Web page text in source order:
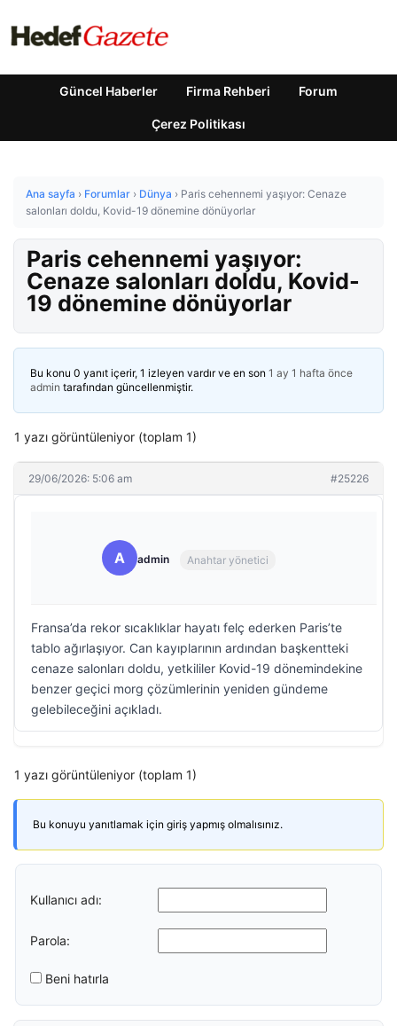
Güncel Haberler Firma Rehberi Forum
Çerez Politikası
Ana sayfa › Forumlar › Dünya › Paris cehennemi yaşıyor: Cenaze
salonları doldu, Kovid-19 dönemine dönüyorlar
Paris cehennemi yaşıyor:
Cenaze salonları doldu, Kovid-
19 dönemine dönüyorlar
Bu konu 0 yanıt içerir, 1 izleyen vardır ve en son 1 ay 1 hafta önce
admin tarafından güncellenmiştir.
1 yazı görüntüleniyor (toplam 1)
29/06/2026: 5:06 am #25226
A admin Anahtar yönetici
Fransa’da rekor sıcaklıklar hayatı felç ederken Paris’te
tablo ağırlaşıyor. Can kayıplarının ardından başkentteki
cenaze salonları doldu, yetkililer Kovid-19 dönemindekine
benzer geçici morg çözümlerinin yeniden gündeme
gelebileceğini açıkladı.
1 yazı görüntüleniyor (toplam 1)
Bu konuyu yanıtlamak için giriş yapmış olmalısınız.
Kullanıcı adı:
Parola:
Beni hatırla